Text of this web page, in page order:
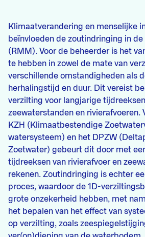
Klimaatverandering en menselijke
beïnvloeden de zoutindringing in
(RMM). Voor de beheerder is het
te hebben in zowel de mate van
verschillende omstandigheden als
herhalingstijd en duur. Dit vereist
verzilting voor langjarige
zeewaterstanden en rivierafvoeren.
KZH (Klimaatbestendige
watersysteem) en het DPZW
Zoetwater) gebeurt dit door met
tijdreeksen van rivierafvoer en
rekenen. Zoutindringing is echter
proces, waardoor de 1D-
grote onzekerheid hebben, met
het bepalen van het effect van
op verzilting, zoals